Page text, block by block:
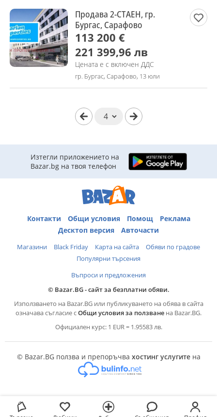
Продава 2-СТАЕН, гр.
Бургас, Сарафово
113 200 €
221 399,96 лв
Цената е с включен ДДС
гр. Бургас, Сарафово, 13 юли
Изтегли приложението на
Bazar.bg на твоя телефон
Контакти Общи условия Помощ
Реклама
Десктоп версия
Авточасти
Магазини Black Friday Карта на сайта
Обяви по градове
Популярни търсения
Въпроси и предложения
© Bazar.BG - сайт за безплатни обяви.
Използването на Bazar.BG или публикуването на обява в сайта
означава съгласие сОбщи условия за ползване на Bazar.BG.
Официален курс: 1 EUR = 1.95583 лв.
© Bazar.BG ползва и препоръчва хостинг услугитена